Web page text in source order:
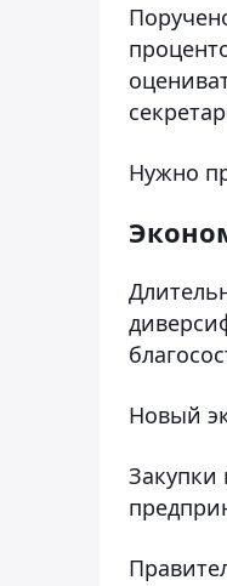
Нужно
Новый